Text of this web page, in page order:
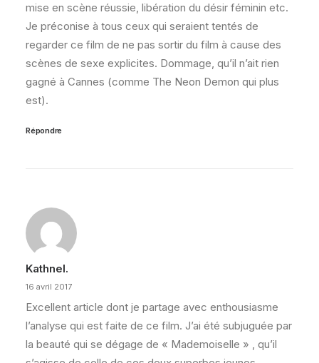
mise en scène réussie, libération du désir féminin etc.
Je préconise à tous ceux qui seraient tentés de
regarder ce film de ne pas sortir du film à cause des
scènes de sexe explicites. Dommage, qu’il n’ait rien
gagné à Cannes (comme The Neon Demon qui plus
est).
Répondre
Kathnel.
16 avril 2017
Excellent article dont je partage avec enthousiasme
l’analyse qui est faite de ce film. J’ai été subjuguée par
la beauté qui se dégage de « Mademoiselle » , qu’il